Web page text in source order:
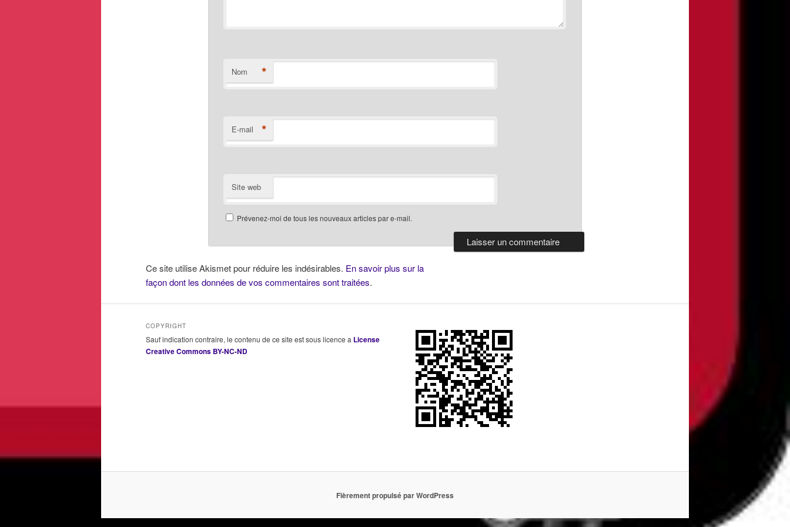
Nom *
E-mail *
Site web
Prévenez-moi de tous les nouveaux articles par e-mail.
Ce site utilise Akismet pour réduire les indésirables. En savoir plus sur la
façon dont les données de vos commentaires sont traitées.
COPYRIGHT
Sauf indication contraire, le contenu de ce site est sous licence a License
Creative Commons BY-NC-ND
Fièrement propulsé par WordPress